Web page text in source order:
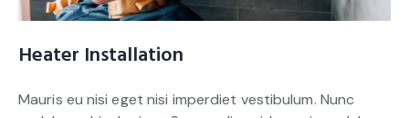
Heater Installation
Mauris eu nisi eget nisi imperdiet vestibulum. Nunc